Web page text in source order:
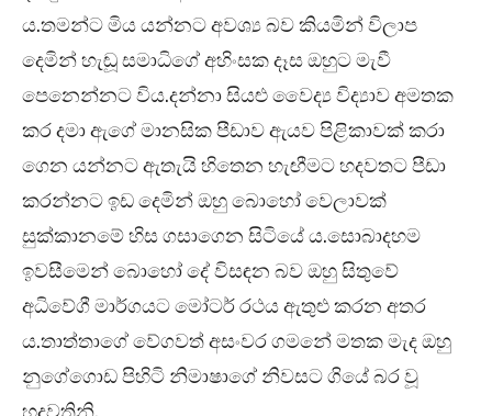
ය.තමන්ට මිය යන්නට අවශ්‍ය බව කියමින් විලාප
දෙමින් හැඬූ සමාධිගේ අහිංසක දෑස ඔහුට මැවී
පෙනෙන්නට විය.දන්නා සියළු වෛද්‍ය විද්‍යාව අමතක
කර දමා ඇගේ මානසික පීඩාව ඇයව පිළිකාවක් කරා
ගෙන යන්නට ඇතැයි හිතෙන හැඟීමට හදවතට පීඩා
කරන්නට ඉඩ දෙමින් ඔහු බොහෝ වෙලාවක්
සුක්කානමේ හිස ගසාගෙන සිටියේ ය.සොබාදහම
ඉවසීමෙන් බොහෝ දේ විසඳන බව ඔහු සිතුවේ
අධිවේගී මාර්ගයට මෝටර් රථය ඇතුළු කරන අතර
ය.තාත්තාගේ වේගවත් අසංවර ගමනේ මතක මැද ඔහු
නුගේගොඩ පිහිටි නිමාෂාගේ නිවසට ගියේ බර වූ